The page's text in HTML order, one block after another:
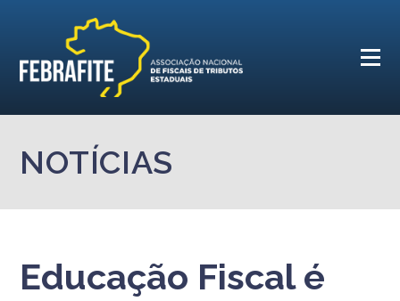
NOTÍCIAS
Educação Fiscal é